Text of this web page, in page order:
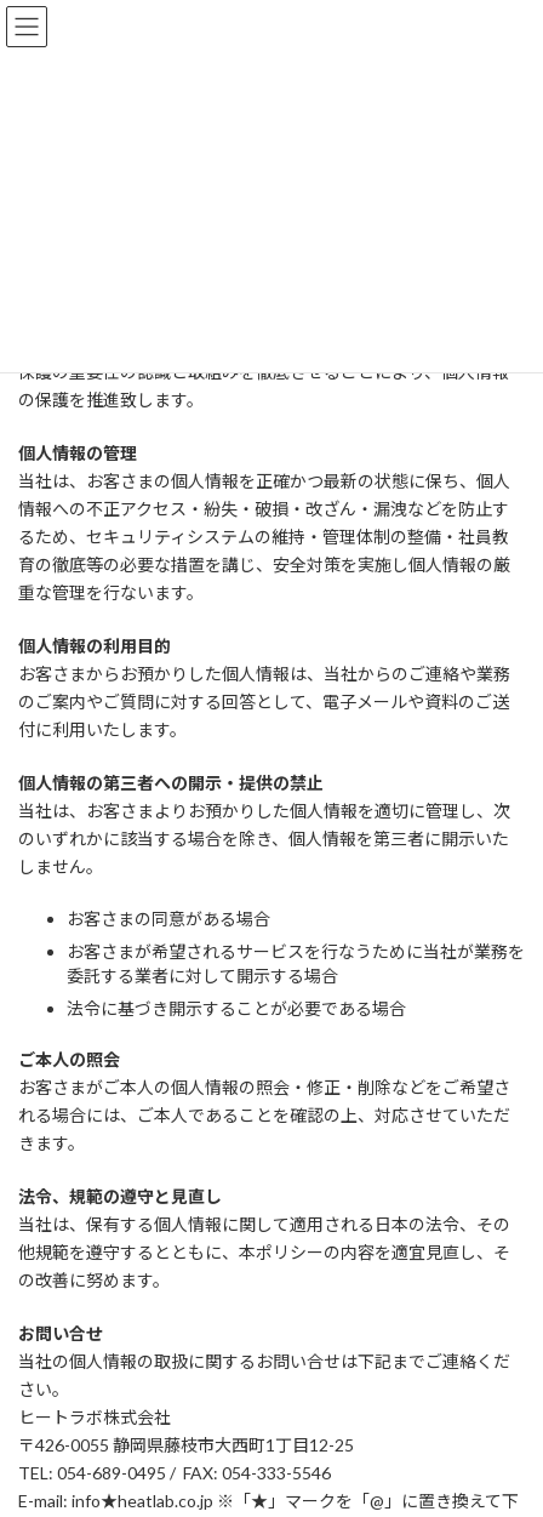
コ
ン
ナ
ビ
保護の重要性の認識と取組みを徹底させることにより、個人情報
の保護を推進致します。
個人情報の管理
当社は、お客さまの個人情報を正確かつ最新の状態に保ち、個人
情報への不正アクセス・紛失・破損・改ざん・漏洩などを防止す
るため、セキュリティシステムの維持・管理体制の整備・社員教
育の徹底等の必要な措置を講じ、安全対策を実施し個人情報の厳
重な管理を行ないます。
個人情報の利用目的
お客さまからお預かりした個人情報は、当社からのご連絡や業務
のご案内やご質問に対する回答として、電子メールや資料のご送
付に利用いたします。
個人情報の第三者への開示・提供の禁止
当社は、お客さまよりお預かりした個人情報を適切に管理し、次
のいずれかに該当する場合を除き、個人情報を第三者に開示いた
しません。
お客さまの同意がある場合
お客さまが希望されるサービスを行なうために当社が業務を
委託する業者に対して開示する場合
法令に基づき開示することが必要である場合
ご本人の照会
お客さまがご本人の個人情報の照会・修正・削除などをご希望さ
れる場合には、ご本人であることを確認の上、対応させていただ
きます。
法令、規範の遵守と見直し
当社は、保有する個人情報に関して適用される日本の法令、その
他規範を遵守するとともに、本ポリシーの内容を適宜見直し、そ
の改善に努めます。
お問い合せ
当社の個人情報の取扱に関するお問い合せは下記までご連絡くだ
さい。
ヒートラボ株式会社
〒426-0055 静岡県藤枝市大西町1丁目12-25
TEL: 054-689-0495 / FAX: 054-333-5546
E-mail: info★heatlab.co.jp ※「★」マークを「@」に置き換えて下